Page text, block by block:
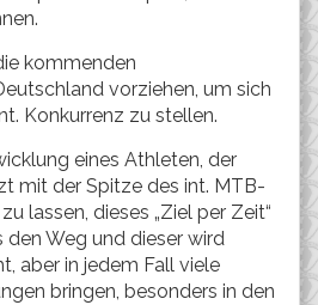
kommenden
vorziehen, um sich
Konkurrenz zu stellen.
eines Athleten, der
mit der Spitze des int. MTB-
lassen, dieses „Ziel per Zeit“
Weg und dieser wird
aber in jedem Fall viele
bringen, besonders in den